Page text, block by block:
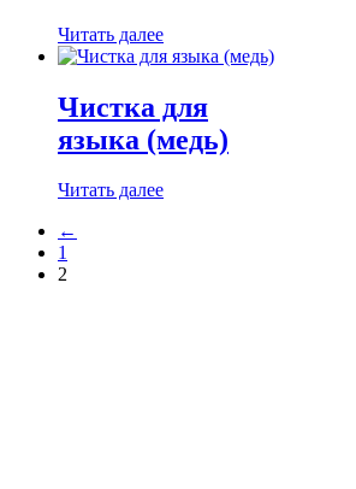
Читать далее
Чистка для
языка (медь)
Читать далее
←
1
2